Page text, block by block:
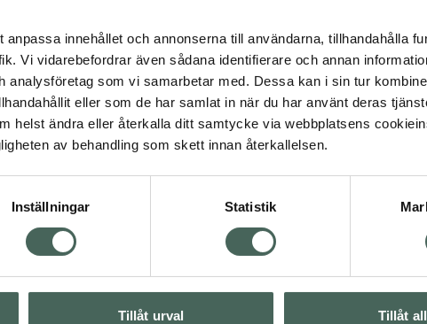
innehållet och annonserna till användarna, tillhandahålla
Vi vidarebefordrar även sådana identifierare och annan
analysföretag som vi samarbetar med. Dessa kan i sin tur
eller som de har samlat in när du har använt deras
helst ändra eller återkalla ditt samtycke via webbplatsens
av behandling som skett innan återkallelsen.
Inställningar Statistik
Tillåt urval Tillåt
Fredag
Lördag
Söndag